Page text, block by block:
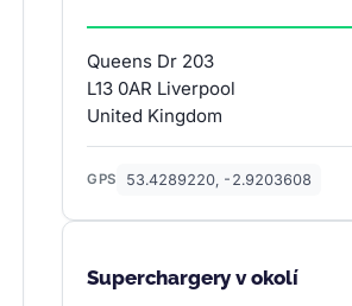
Queens Dr 203
L13 0AR Liverpool
United Kingdom
GPS 53.4289220, -2.9203608
Superchargery v okolí